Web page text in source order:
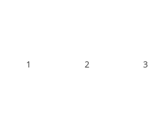
1 2 3